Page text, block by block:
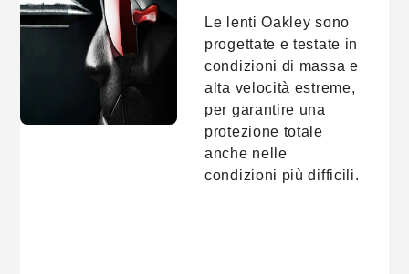
Le lenti Oakley sono
progettate e testate in
condizioni di massa e
alta velocità estreme,
per garantire una
protezione totale
anche nelle
condizioni più difficili.